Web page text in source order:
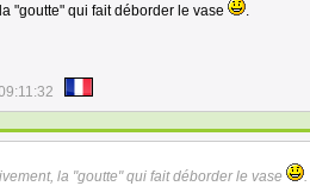
"goutte" qui fait déborder le vase .
la "goutte" qui fait déborder le vase
.